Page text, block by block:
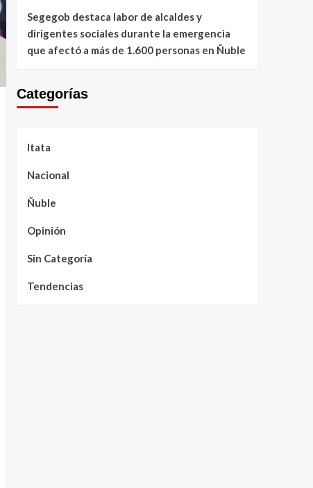
Segegob destaca labor de alcaldes y
dirigentes sociales durante la emergencia
que afectó a más de 1.600 personas en Ñuble
Categorías
Itata
Nacional
Ñuble
Opinión
Sin Categoría
Tendencias